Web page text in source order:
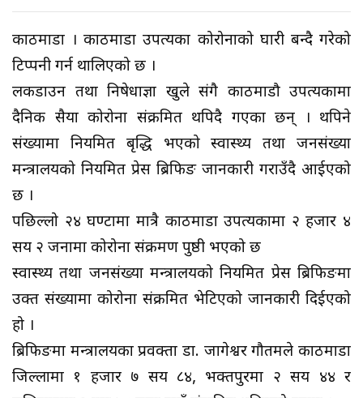
काठमाडौं । काठमाडौं उपत्यका कोरोनाको घारी बन्दै गरेको
टिप्पनी गर्न थालिएको छ ।
लकडाउन तथा निषेधाज्ञा खुले संगै काठमाडौ उपत्यकामा
दैनिक सैयौं कोरोना संक्रमित थपिदै गएका छन् । थपिने
संख्यामा नियमित बृद्धि भएको स्वास्थ्य तथा जनसंख्या
मन्त्रालयको नियमित प्रेस ब्रिफिङ जानकारी गराउँदै आईएको
छ ।
पछिल्लो २४ घण्टामा मात्रै काठमाडौं उपत्यकामा २ हजार ४
सय २ जनामा कोरोना संक्रमण पुष्ठी भएको छ
स्वास्थ्य तथा जनसंख्या मन्त्रालयको नियमित प्रेस ब्रिफिङमा
उक्त संख्यामा कोरोना संक्रमित भेटिएको जानकारी दिईएको
हो ।
ब्रिफिङमा मन्त्रालयका प्रवक्ता डा. जागेश्वर गौतमले काठमाडौं
जिल्लामा १ हजार ७ सय ८४, भक्तपुरमा २ सय ४४ र